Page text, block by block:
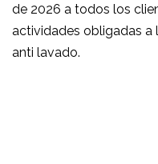
de 2026 a todos los
actividades obligadas a
anti lavado.